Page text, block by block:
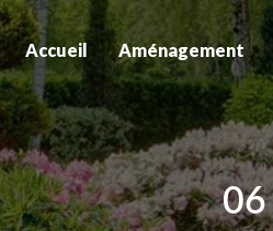
Accueil
Aménagement